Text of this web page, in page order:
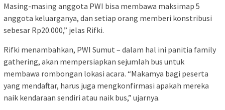
Masing-masing anggota PWI bisa membawa maksimap 5
anggota keluarganya, dan setiap orang memberi konstribusi
sebesar Rp20.000,” jelas Rifki.
Rifki menambahkan, PWI Sumut – dalam hal ini panitia family
gathering, akan mempersiapkan sejumlah bus untuk
membawa rombongan lokasi acara. “Makamya bagi peserta
yang mendaftar, harus juga mengkonfirmasi apakah mereka
naik kendaraan sendiri atau naik bus,” ujarnya.